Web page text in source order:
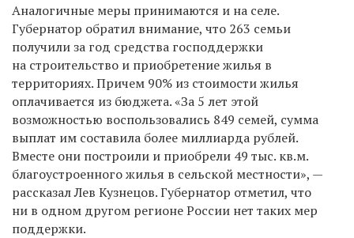
Аналогичные меры принимаются и на селе.
Губернатор обратил внимание, что 263 семьи
получили за год средства господдержки
на строительство и приобретение жилья в
территориях. Причем 90% из стоимости жилья
оплачивается из бюджета. «За 5 лет этой
возможностью воспользовались 849 семей, сумма
выплат им составила более миллиарда рублей.
Вместе они построили и приобрели 49 тыс. кв.м.
благоустроенного жилья в сельской местности», —
рассказал Лев Кузнецов. Губернатор отметил, что
ни в одном другом регионе России нет таких мер
поддержки.